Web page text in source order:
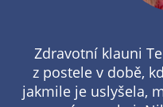
Zdravotní klauni
z postele v době,
jakmile je uslyšela,